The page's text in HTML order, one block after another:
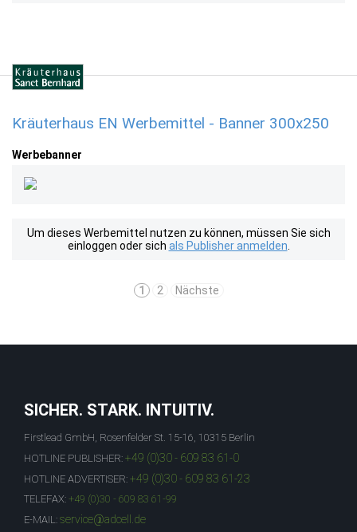
Kräuterhaus EN Werbemittel - Banner 300x250
Werbebanner
Um dieses Werbemittel nutzen zu können, müssen Sie sich
einloggen oder sich als Publisher anmelden
1 2 Nächste
SICHER. STARK. INTUITIV.
Firstlead GmbH, Rosenfelder St. 15-16, 10315 Berlin
HOTLINE PUBLISHER: +49 (0)30 - 609 83 61-0
HOTLINE ADVERTISER: +49 (0)30 - 609 83 61-23
TELEFAX: +49 (0)30 - 609 83 61-99
E-MAIL: service@adcell.de